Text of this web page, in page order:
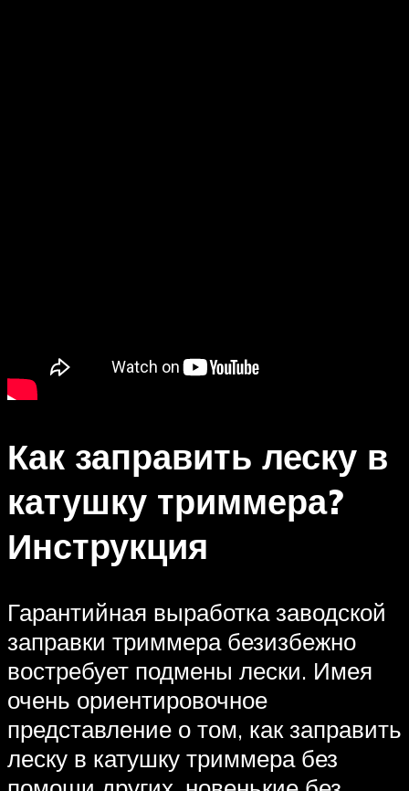
Как заправить леску в
катушку триммера?
Инструкция
Гарантийная выработка заводской
заправки триммера безизбежно
востребует подмены лески. Имея
очень ориентировочное
представление о том, как заправить
леску в катушку триммера без